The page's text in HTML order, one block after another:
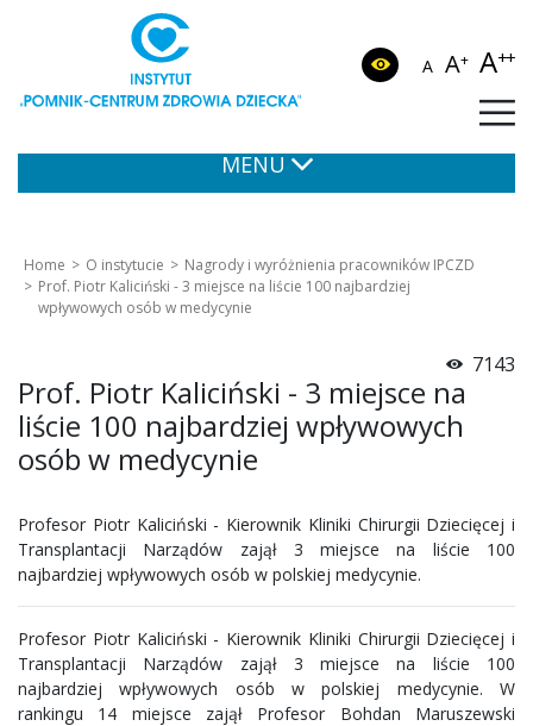
A A+ A++
MENU
Home O instytucie
Nagrody i wyróżnienia pracowników IPCZD
Prof. Piotr Kaliciński - 3 miejsce na liście 100 najbardziej
wpływowych osób w medycynie
7143
Prof. Piotr Kaliciński - 3 miejsce na
liście 100 najbardziej wpływowych
osób w medycynie
Profesor Piotr Kaliciński - Kierownik Kliniki Chirurgii Dziecięcej i
Transplantacji Narządów zajął 3 miejsce na liście 100
najbardziej wpływowych osób w polskiej medycynie.
Profesor Piotr Kaliciński - Kierownik Kliniki Chirurgii Dziecięcej i
Transplantacji Narządów zajął 3 miejsce na liście 100
najbardziej wpływowych osób w polskiej medycynie. W
rankingu 14 miejsce zajął Profesor Bohdan Maruszewski